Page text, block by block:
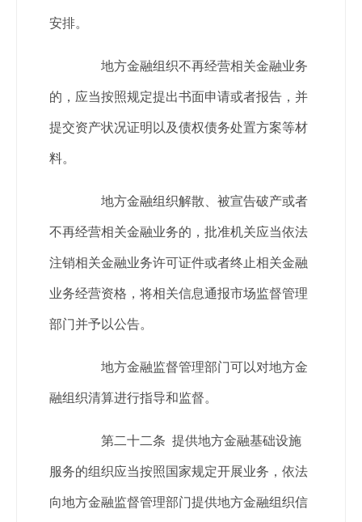
安排。
地方金融组织不再经营相关金融业务
的，应当按照规定提出书面申请或者报告，并
提交资产状况证明以及债权债务处置方案等材
料。
地方金融组织解散、被宣告破产或者
不再经营相关金融业务的，批准机关应当依法
注销相关金融业务许可证件或者终止相关金融
业务经营资格，将相关信息通报市场监督管理
部门并予以公告。
地方金融监督管理部门可以对地方金
融组织清算进行指导和监督。
第二十二条 提供地方金融基础设施
服务的组织应当按照国家规定开展业务，依法
向地方金融监督管理部门提供地方金融组织信